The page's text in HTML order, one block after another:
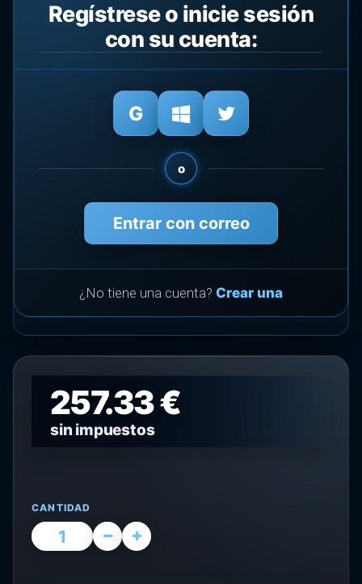
Regístrese o inicie sesión
con su cuenta:
o
Entrar con correo
¿No tiene una cuenta? Crear una
257.33 €
sin impuestos
CANTIDAD